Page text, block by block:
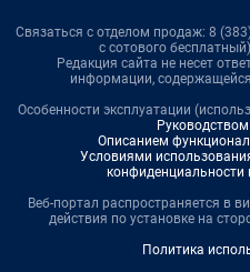
Связаться с отделом продаж: 8
с сотового
Редакция сайта не несет
информации,
Особенности эксплуатации
Описанием
Условиями
Веб-портал распространяется в
действия по установке на
Политика